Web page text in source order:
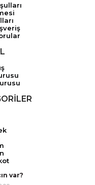
var?